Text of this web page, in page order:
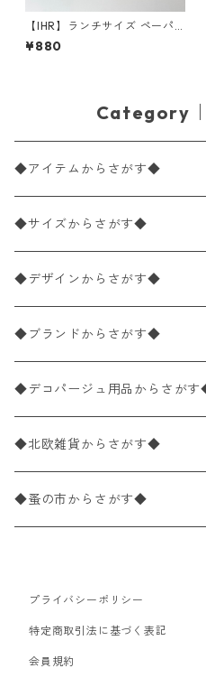
【IHR】ランチサイズ ペーパ
ーナプキン HARE HUNT ホワ
イト 20枚入り
¥880
Category
◆アイテムからさがす◆
ペーパーナプキン2枚バラ売り
ペーパーナプキン1枚バラ売り
ペーパーナプキン20枚入りパッ
ペーパーナプキン10枚入りパッ
ライスペーパー
ペーパーリネンナプキン
ワックスペーパー
デコパージュ用品
◆サイズからさがす◆
33×33cm（ランチサイズ）
バラ売り
パック売り
25×25cm（カクテルサイズ）
バラ売り
パック売り
40×40cm（ディナーサイズ）
バラ売り
パック売り
21×21cm（ポケットサイズ）
バラ売り
33cm（ラウンド）
◆デザインからさがす◆
花柄
植物・グリーン柄
動物・鳥・昆虫・蝶柄
海・魚柄
食べ物・フルーツ・野菜・ドリ
食器・カトラリー柄
◆ブランドからさがす◆
ドイツ製 IHR/イア
ランチサイズ
カクテルサイズ
ドイツ製 Ambiente/アンビエン
ランチサイズ
ドイツ製 Paperproducts Design
カクテルサイズ
ランチサイズ
カクテルサイズ
ドイツ製 ti-flair/ティーフレア
ランチサイズ
ドイツ製 PAW/パウ
◆デコパージュ用品からさが
デコパージュ液
デコパージュ下地
デコパージュはさみ
3Dデコパージュ
◆北欧雑貨からさがす◆
シリコンモールド
トレイ
ポスター・カレンダー
◆蚤の市からさがす◆
北欧雑貨
デコパージュ用品
プライバシーポリシー
特定商取引法に基づく表記
会員規約